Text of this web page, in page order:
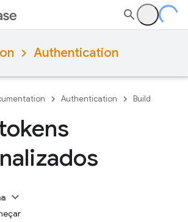
Authentication
Authentication Build